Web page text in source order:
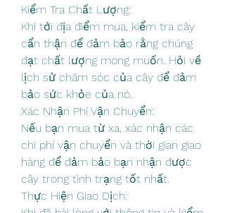
Kiểm Tra Chất Lượng:
Khi tới địa điểm mua, kiểm tra cây
cẩn thận để đảm bảo rằng chúng
đạt chất lượng mong muốn. Hỏi về
lịch sử chăm sóc của cây để đảm
bảo sức khỏe của nó.
Xác Nhận Phí Vận Chuyển:
Nếu bạn mua từ xa, xác nhận các
chi phí vận chuyển và thời gian giao
hàng để đảm bảo bạn nhận được
cây trong tình trạng tốt nhất.
Thực Hiện Giao Dịch: